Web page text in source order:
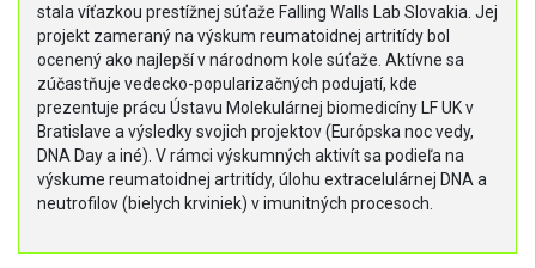
stala víťazkou prestížnej súťaže Falling Walls Lab Slovakia. Jej
projekt zameraný na výskum reumatoidnej artritídy bol
ocenený ako najlepší v národnom kole súťaže. Aktívne sa
zúčastňuje vedecko-popularizačných podujatí, kde
prezentuje prácu Ústavu Molekulárnej biomedicíny LF UK v
Bratislave a výsledky svojich projektov (Európska noc vedy,
DNA Day a iné). V rámci výskumných aktivít sa podieľa na
výskume reumatoidnej artritídy, úlohu extracelulárnej DNA a
neutrofilov (bielych krviniek) v imunitných procesoch.